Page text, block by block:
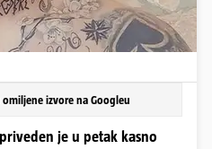
izvore na Googleu
je u petak kasno